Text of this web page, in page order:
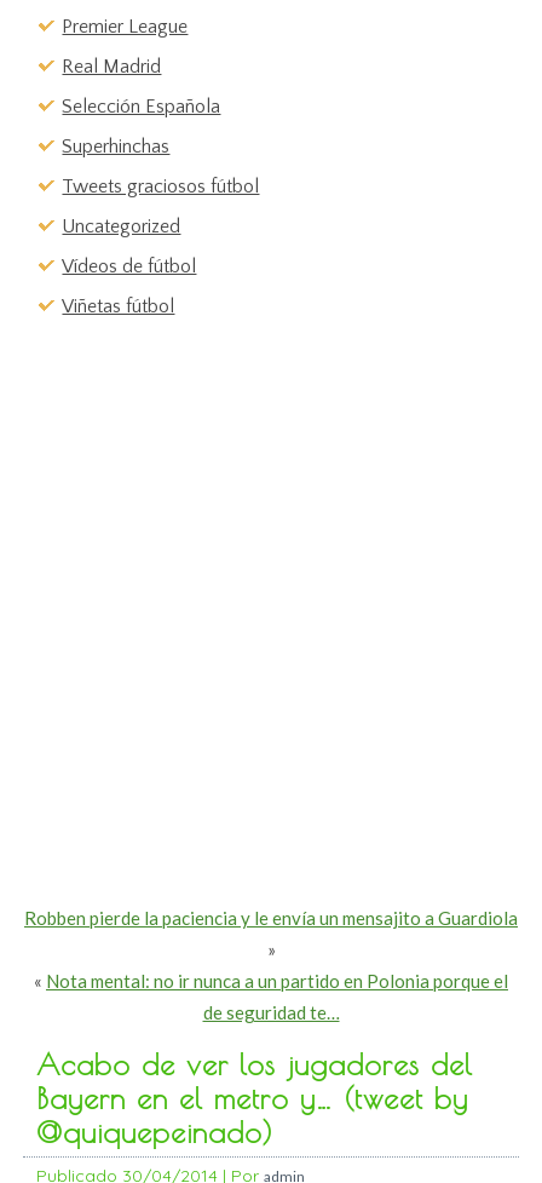
Premier League
Real Madrid
Selección Española
Superhinchas
Tweets graciosos fútbol
Uncategorized
Vídeos de fútbol
Viñetas fútbol
Robben pierde la paciencia y le envía un mensajito a Guardiola
»
« Nota mental: no ir nunca a un partido en Polonia porque el
de seguridad te…
Acabo de ver los jugadores del
Bayern en el metro y… (tweet by
@quiquepeinado)
Publicado 30/04/2014 | Por admin